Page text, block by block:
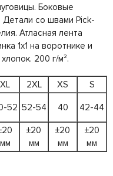
Боковые
Детали со швами Pick-
Атласная лента
1х1 на воротнике и
200 г/м².
XL 2XL XS
S
52 52-54 40 42-44
мм
±20
мм
±20
мм
±20
мм